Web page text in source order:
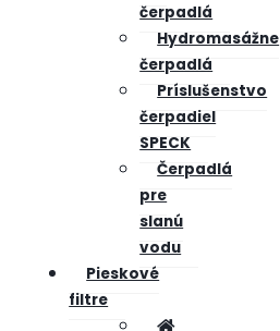
čerpadlá
Hydromasážne
čerpadlá
Príslušenstvo
čerpadiel
SPECK
Čerpadlá
pre
slanú
vodu
Pieskové
filtre